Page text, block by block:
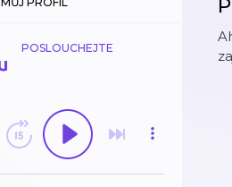
POSLOUCHEJTE